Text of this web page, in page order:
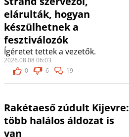
elárulták, hogyan
készülhetnek a
fesztiválozók
Ígéretet tettek a vezetők.
2026.08.08 06:03
0
6 19
Rakétaeső zúdult Kijevre:
több halálos áldozat is
van